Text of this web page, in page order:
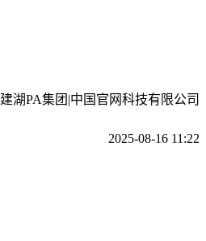
建湖PA集团|中国官网科技有限公司
2025-08-16 11:22